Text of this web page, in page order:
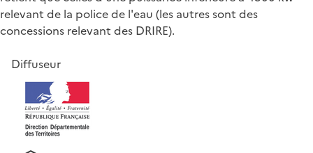
relevant de la police de l'eau (les autres sont des
concessions relevant des DRIRE).
Diffuseur